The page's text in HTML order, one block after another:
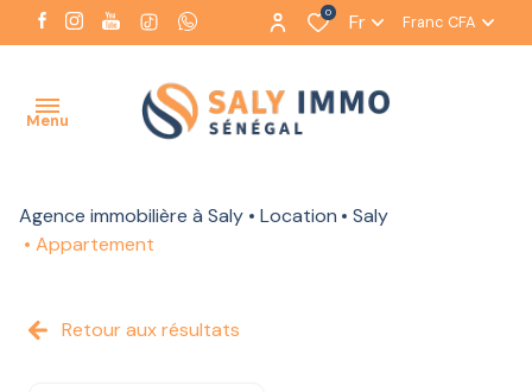
0 Fr Franc CFA
Menu
ACCUEIL
Agence immobilière à Saly Location
Saly
Appartement
Retour aux résultats